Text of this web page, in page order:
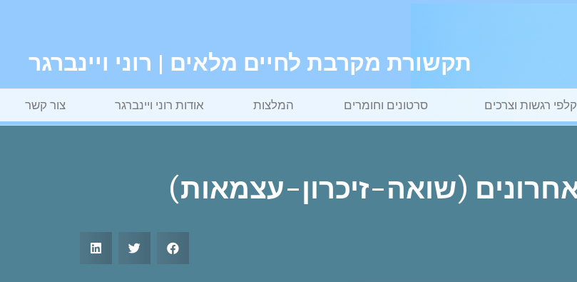
תקשורת מקרבת לחיים מלאים | רוני ויינברגר
קלפי רגשות וצרכים סרטונים וחומרים המלצות אודות רוני ויינברגר צור קשר